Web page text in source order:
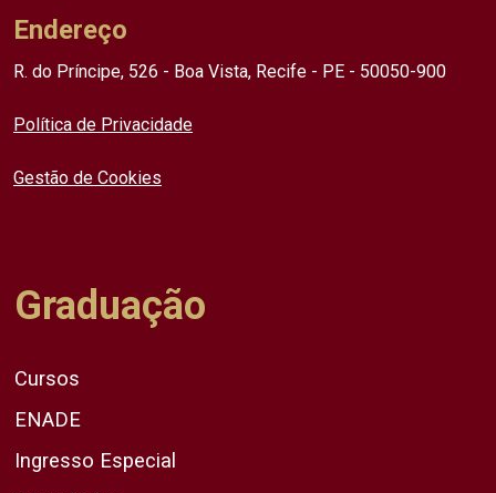
Endereço
R. do Príncipe, 526 - Boa Vista, Recife - PE - 50050-900
Política de Privacidade
Gestão de Cookies
Graduação
Cursos
ENADE
Ingresso Especial